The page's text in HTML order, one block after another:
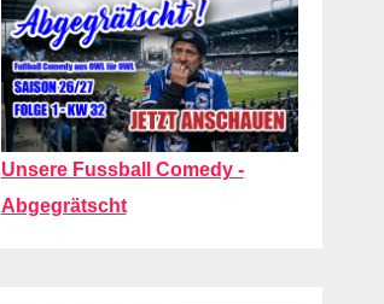
Unsere Fussball Comedy -
Abgegrätscht